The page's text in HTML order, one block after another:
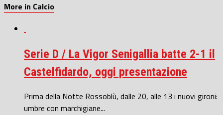
More in Calcio
Serie D / La Vigor Senigallia batte 2-1 il
Castelfidardo, oggi presentazione
Prima della Notte Rossoblù, dalle 20, alle 13 i nuovi gironi:
umbre con marchigiane...